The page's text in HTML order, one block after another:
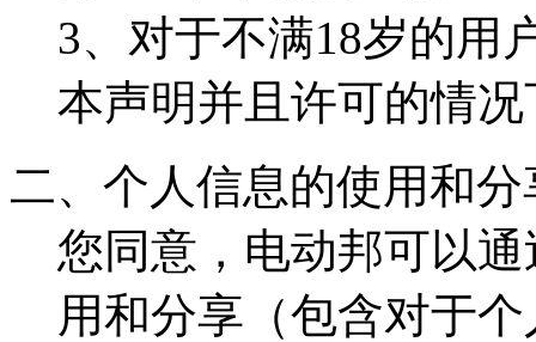
3、对于不满18岁的用
本声明并且许可的情
二、个人信息的使用和分
您同意，电动邦可以
用和分享（包含对于